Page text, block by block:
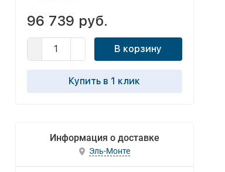
96 739 руб.
В корзину
Купить в 1 клик
Информация о доставке
Эль-Монте